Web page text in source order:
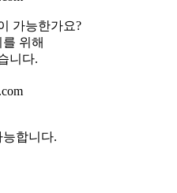
가능한가요?
위해
니다.
합니다.